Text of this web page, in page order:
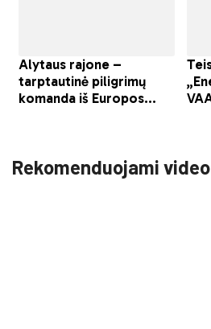
Rekomenduojami video